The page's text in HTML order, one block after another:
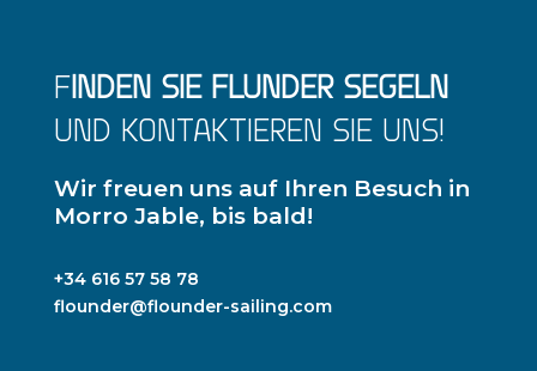
F INDEN SIE FLUNDER SEGELN
UND KONTAKTIEREN SIE UNS!
Wir freuen uns auf Ihren Besuch in
Morro Jable, bis bald!
+34 616 57 58 78
flounder@flounder-sailing.com